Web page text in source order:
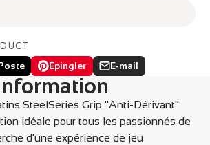
Épingler
Épingler
sur
Pinterest
Ouvre
dans
une
fenêtre.
E-mail
Partager
par
email
SteelSeries Grip "Anti-Dérivant"
idéale pour tous les passionnés de
d'une expérience de jeu